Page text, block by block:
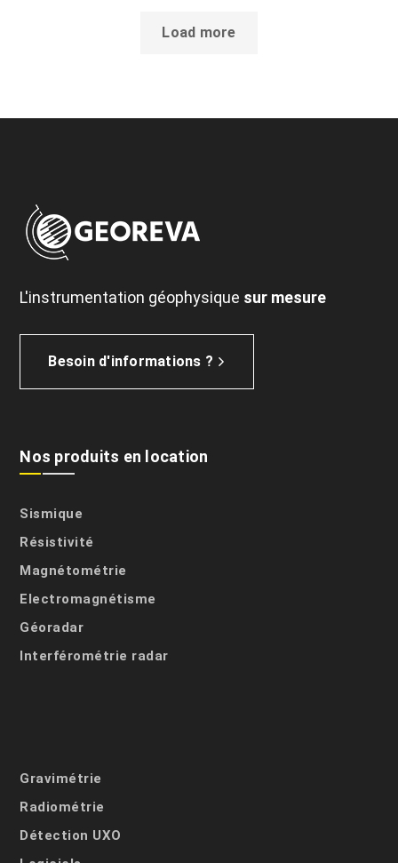
Load more
L'instrumentation géophysique sur mesure
Besoin d'informations ?
Nos produits en location
Sismique
Résistivité
Magnétométrie
Electromagnétisme
Géoradar
Interférométrie radar
Gravimétrie
Radiométrie
Détection UXO